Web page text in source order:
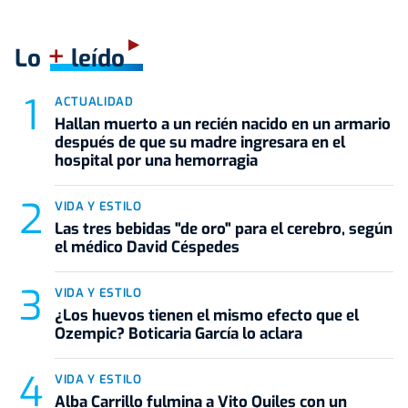
Lo +leído
ACTUALIDAD
Hallan muerto a un recién nacido en un armario
después de que su madre ingresara en el
hospital por una hemorragia
VIDA Y ESTILO
Las tres bebidas "de oro" para el cerebro, según
el médico David Céspedes
VIDA Y ESTILO
¿Los huevos tienen el mismo efecto que el
Ozempic? Boticaria García lo aclara
VIDA Y ESTILO
Alba Carrillo fulmina a Vito Quiles con un